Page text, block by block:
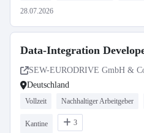
28.07.2026
Data-Integration
SEW-EURODRIVE GmbH &
Deutschland
Vollzeit Nachhaltiger Arbeitgeber
Kantine 3